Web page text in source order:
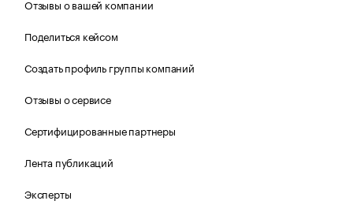
Отзывы о вашей компании
Поделиться кейсом
Создать профиль группы компаний
Отзывы о сервисе
Сертифицированные партнеры
Лента публикаций
Эксперты